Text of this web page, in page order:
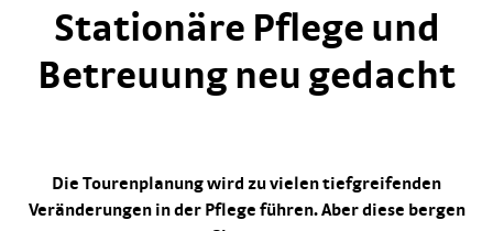
Stationäre Pflege und
Betreuung neu gedacht
Die Tourenplanung wird zu vielen tiefgreifenden
Veränderungen in der Pflege führen. Aber diese bergen